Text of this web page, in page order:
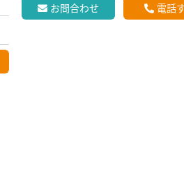
お問合わせ 電話